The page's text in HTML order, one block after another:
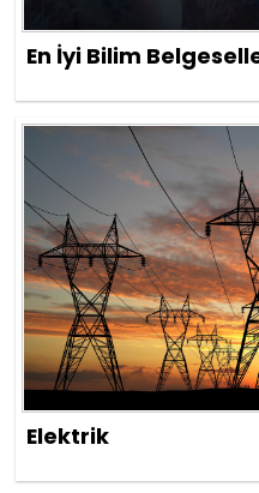
En İyi Bilim
Elektrik